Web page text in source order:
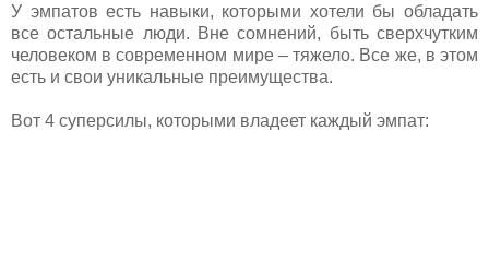
У эмпатов есть навыки, которыми хотели бы обладать
все остальные люди. Вне сомнений, быть сверхчутким
человеком в современном мире – тяжело. Все же, в этом
есть и свои уникальные преимущества.
Вот 4 суперсилы, которыми владеет каждый эмпат: